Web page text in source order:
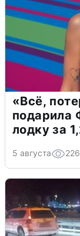
«Всё,
подарила
лодку за
5 августа 226